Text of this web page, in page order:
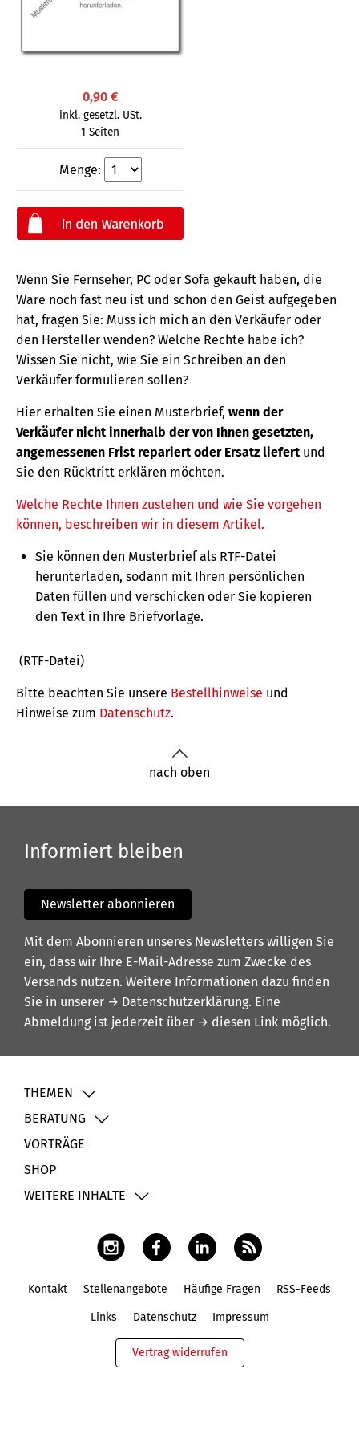
0,90 €
inkl. gesetzl. USt.
1 Seiten
Menge:
Wenn Sie Fernseher, PC oder Sofa gekauft haben, die
Ware noch fast neu ist und schon den Geist aufgegeben
hat, fragen Sie: Muss ich mich an den Verkäufer oder
den Hersteller wenden? Welche Rechte habe ich?
Wissen Sie nicht, wie Sie ein Schreiben an den
Verkäufer formulieren sollen?
Hier erhalten Sie einen Musterbrief, wenn der
Verkäufer nicht innerhalb der von Ihnen gesetzten,
angemessenen Frist repariert oder Ersatz liefert und
Sie den Rücktritt erklären möchten.
Welche Rechte Ihnen zustehen und wie Sie vorgehen
können, beschreiben wir in diesem Artikel.
Sie können den Musterbrief als RTF-Datei
herunterladen, sodann mit Ihren persönlichen
Daten füllen und verschicken oder Sie kopieren
den Text in Ihre Briefvorlage.
(RTF-Datei)
Bitte beachten Sie unsere Bestellhinweise und
Hinweise zum Datenschutz.
nach oben
Informiert bleiben
Newsletter abonnieren
Mit dem Abonnieren unseres Newsletters willigen Sie
ein, dass wir Ihre E-Mail-Adresse zum Zwecke des
Versands nutzen. Weitere Informationen dazu finden
Sie in unserer → Datenschutzerklärung. Eine
Abmeldung ist jederzeit über → diesen Link möglich.
THEMEN
BERATUNG
VORTRÄGE
SHOP
WEITERE INHALTE
Kontakt Stellenangebote Häufige Fragen RSS-Feeds
Links Datenschutz Impressum
Vertrag widerrufen